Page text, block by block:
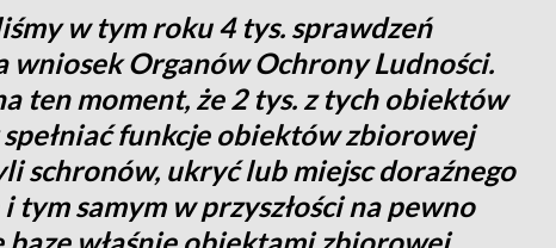
w tym roku 4 tys. sprawdzeń
wniosek Organów Ochrony Ludności.
ten moment, że 2 tys. z tych obiektów
spełniać funkcje obiektów zbiorowej
schronów, ukryć lub miejsc doraźnego
tym samym w przyszłości na pewno
bazę właśnie obiektami zbiorowej